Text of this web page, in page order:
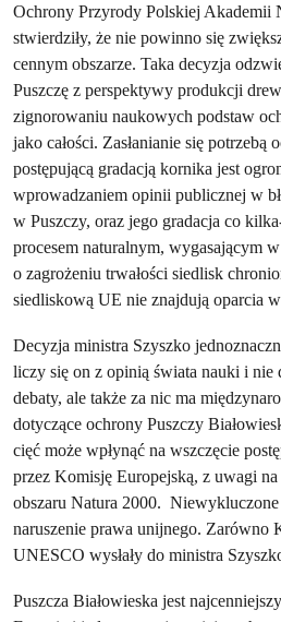
Ochrony Przyrody Polskiej Akademii
stwierdziły, że nie powinno się
cennym obszarze. Taka decyzja
Puszczę z perspektywy produkcji
zignorowaniu naukowych podstaw
jako całości. Zasłanianie się potrzebą
postępującą gradacją kornika jest
wprowadzaniem opinii publicznej w
w Puszczy, oraz jego gradacja co
procesem naturalnym, wygasającym
o zagrożeniu trwałości siedlisk
siedliskową UE nie znajdują oparcia
Decyzja ministra Szyszko
liczy się on z opinią świata nauki i nie
debaty, ale także za nic ma
dotyczące ochrony Puszczy
cięć może wpłynąć na wszczęcie
przez Komisję Europejską, z uwagi
obszaru Natura 2000. Niewykluczone
naruszenie prawa unijnego. Zarówno
UNESCO wysłały do ministra
Puszcza Białowieska jest